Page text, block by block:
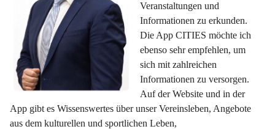
Veranstaltungen und
Informationen zu erkunden.
Die App CITIES möchte ich
ebenso sehr empfehlen, um
sich mit zahlreichen
Informationen zu versorgen.
Auf der Website und in der
App gibt es Wissenswertes über unser Vereinsleben, Angebote
aus dem kulturellen und sportlichen Leben,